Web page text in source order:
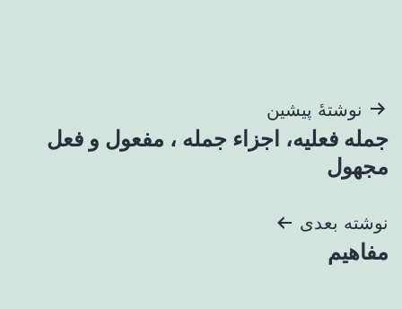
راهبری
نوشته
نوشتهٔ پیشین
جمله فعلیه، اجزاء جمله ، مفعول و فعل
مجهول
نوشته بعدی
مفاهیم